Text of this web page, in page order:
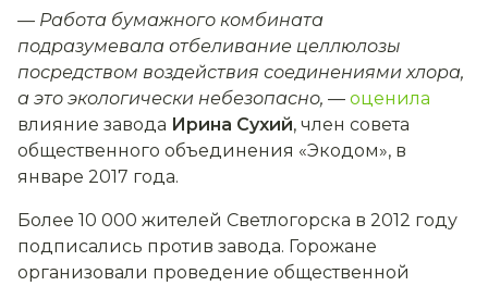
— Работа бумажного комбината
подразумевала отбеливание целлюлозы
посредством воздействия соединениями хлора,
а это экологически небезопасно, — оценила
влияние завода Ирина Сухий, член совета
общественного объединения «Экодом», в
январе 2017 года.
Более 10 000 жителей Светлогорска в 2012 году
подписались против завода. Горожане
организовали проведение общественной